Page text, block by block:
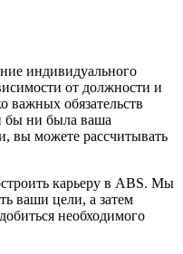
индивидуального
от должности и
важных обязательств
бы ни была ваша
вы можете рассчитывать
карьеру в ABS. Мы
ваши цели, а затем
необходимого